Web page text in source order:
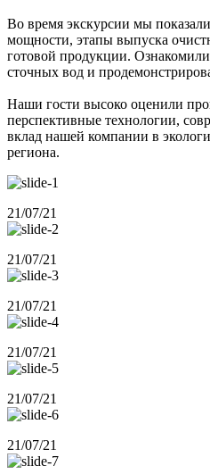
Во время экскурсии мы
мощности, этапы выпуска
готовой продукции.
сточных вод и
Наши гости высоко оценили
перспективные технологии,
вклад нашей компании в
региона.
21/07/21
21/07/21
21/07/21
21/07/21
21/07/21
21/07/21